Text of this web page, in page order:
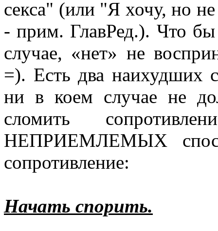
секса" (или "Я хочу, но
- прим. ГлавРед.). Что
случае, «нет» не
=). Есть два наихудших
ни в коем случае не
сломить
НЕПРИЕМЛЕМЫХ
сопротивление:
Начать спорить.